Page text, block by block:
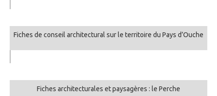
Fiches de conseil architectural sur le territoire du Pays d’Ouche
Fiches architecturales et paysagères : le Perche